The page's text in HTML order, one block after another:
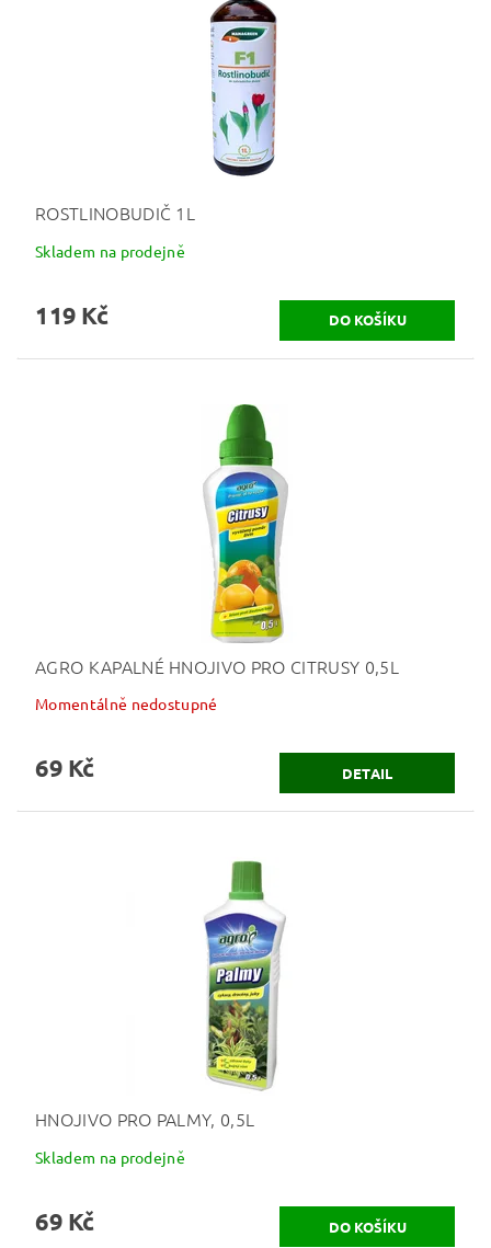
ROSTLINOBUDIČ 1L
Skladem na prodejně
119 Kč
AGRO KAPALNÉ HNOJIVO PRO CITRUSY 0,5L
Momentálně nedostupné
69 Kč DETAIL
HNOJIVO PRO PALMY, 0,5L
Skladem na prodejně
69 Kč